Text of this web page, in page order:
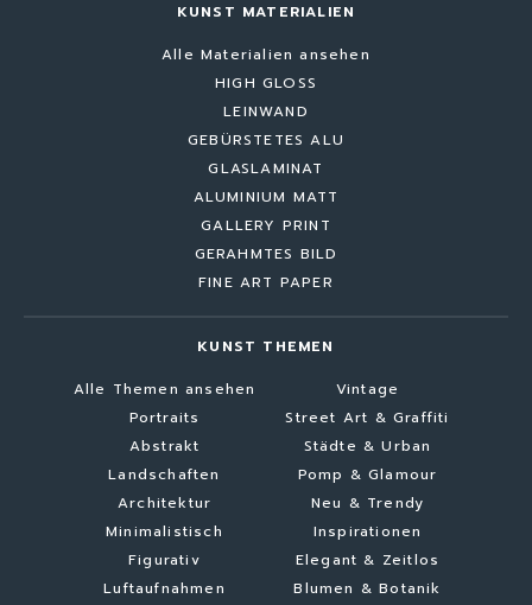
KUNST MATERIALIEN
Alle Materialien ansehen
HIGH GLOSS
LEINWAND
GEBÜRSTETES ALU
GLASLAMINAT
ALUMINIUM MATT
GALLERY PRINT
GERAHMTES BILD
FINE ART PAPER
KUNST THEMEN
Alle Themen ansehen
Portraits
Abstrakt
Landschaften
Architektur
Minimalistisch
Figurativ
Luftaufnahmen
Vintage
Street Art & Graffiti
Städte & Urban
Pomp & Glamour
Neu & Trendy
Inspirationen
Elegant & Zeitlos
Blumen & Botanik